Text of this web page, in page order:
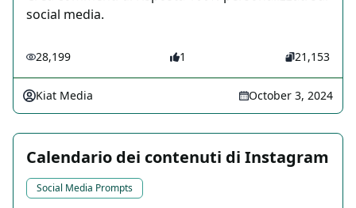
social media.
28,199 1 21,153
Kiat Media October 3, 2024
Calendario dei contenuti di Instagram
Social Media Prompts